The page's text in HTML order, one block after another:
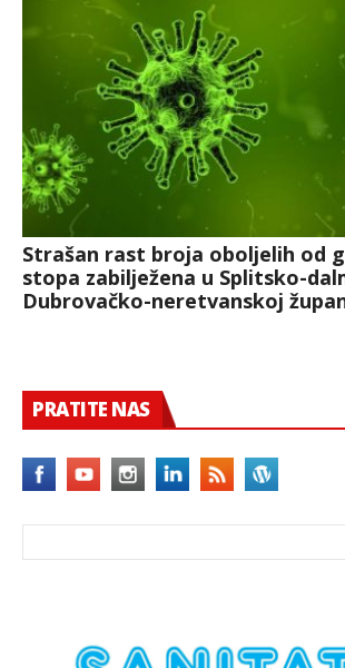
Strašan rast broja oboljelih od
stopa zabilježena u Splitsko-
Dubrovačko-neretvanskoj
PRATITE NAS